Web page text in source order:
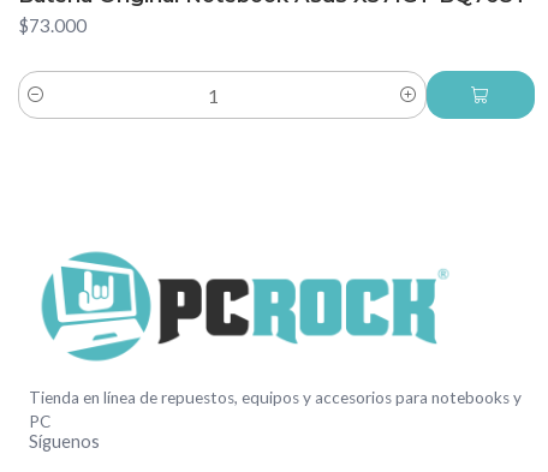
$73.000
Cantidad
Tienda en línea de repuestos, equipos y accesorios para notebooks y
PC
Síguenos